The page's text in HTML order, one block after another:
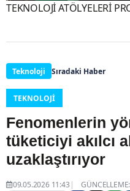
TEKNOLOJİ ATÖLYELERİ
Teknoloji Sıradaki Haber
TEKNOLOJI
Fenomenlerin
tüketiciyi akılcı
uzaklaştırıyor
09.05.2026 11:43